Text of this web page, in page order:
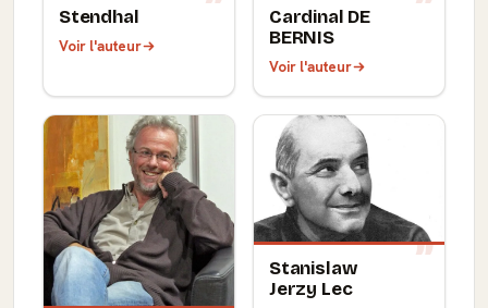
Stendhal
Voir l'auteur
Cardinal DE
BERNIS
Voir l'auteur
Stanislaw
Jerzy Lec